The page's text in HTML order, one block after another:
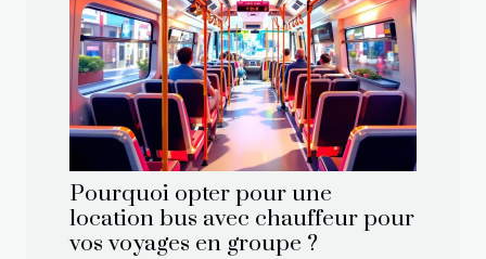
Pourquoi opter pour une
location bus avec chauffeur pour
vos voyages en groupe ?